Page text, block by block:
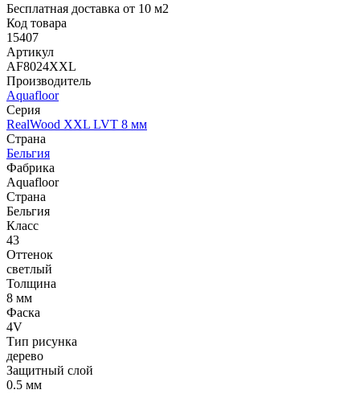
Бесплатная доставка от 10 м2
Код товара
15407
Артикул
AF8024XXL
Производитель
Aquafloor
Серия
RealWood XХL LVT 8 мм
Страна
Бельгия
Фабрика
Aquafloor
Страна
Бельгия
Класс
43
Оттенок
светлый
Толщина
8 мм
Фаска
4V
Тип рисунка
дерево
Защитный слой
0.5 мм